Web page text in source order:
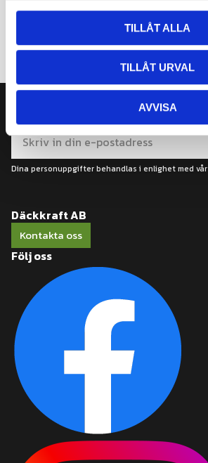
TILLÅT ALLA
TILLÅT URVAL
AVVISA
Dina personuppgifter behandlas i enlighet med vår
Däckkraft AB
Kontakta oss
Följ oss